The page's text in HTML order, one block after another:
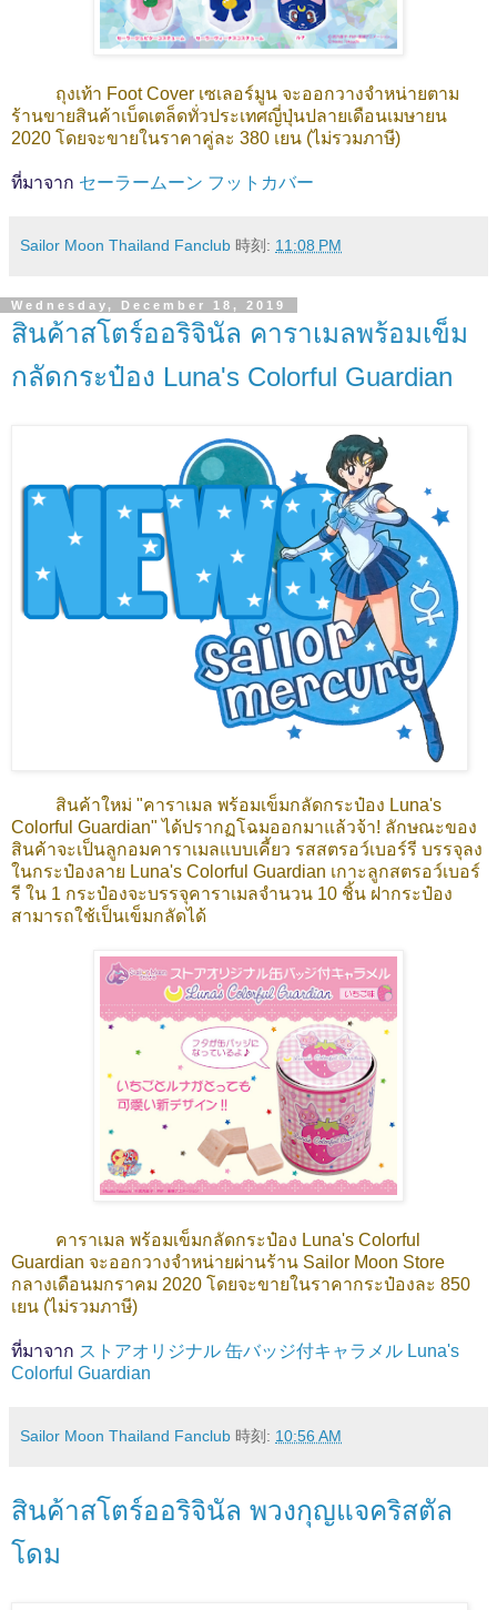
ถุงเท้า Foot Cover เซเลอร์มูน จะออกวางจำหน่ายตาม
ร้านขายสินค้าเบ็ดเตล็ดทั่วประเทศญี่ปุ่นปลายเดือนเมษายน
2020 โดยจะขายในราคาคู่ละ 380 เยน (ไม่รวมภาษี)
ที่มาจาก セーラームーン フットカバー
Sailor Moon Thailand Fanclub 時刻: 11:08 PM
Wednesday, December 18, 2019
สินค้าสโตร์ออริจินัล คาราเมลพร้อมเข็ม
กลัดกระป๋อง Luna's Colorful Guardian
สินค้าใหม่ "คาราเมล พร้อมเข็มกลัดกระป๋อง Luna's
Colorful Guardian" ได้ปรากฏโฉมออกมาแล้วจ้า! ลักษณะของ
สินค้าจะเป็นลูกอมคาราเมลแบบเคี้ยว รสสตรอว์เบอร์รี บรรจุลง
ในกระป๋องลาย Luna's Colorful Guardian เกาะลูกสตรอว์เบอร์
รี ใน 1 กระป๋องจะบรรจุคาราเมลจำนวน 10 ชิ้น ฝากระป๋อง
สามารถใช้เป็นเข็มกลัดได้
คาราเมล พร้อมเข็มกลัดกระป๋อง Luna's Colorful
Guardian จะออกวางจำหน่ายผ่านร้าน Sailor Moon Store
กลางเดือนมกราคม 2020 โดยจะขายในราคากระป๋องละ 850
เยน (ไม่รวมภาษี)
ที่มาจาก ストアオリジナル 缶バッジ付キャラメル Luna's
Colorful Guardian
Sailor Moon Thailand Fanclub 時刻: 10:56 AM
สินค้าสโตร์ออริจินัล พวงกุญแจคริสตัล
โดม